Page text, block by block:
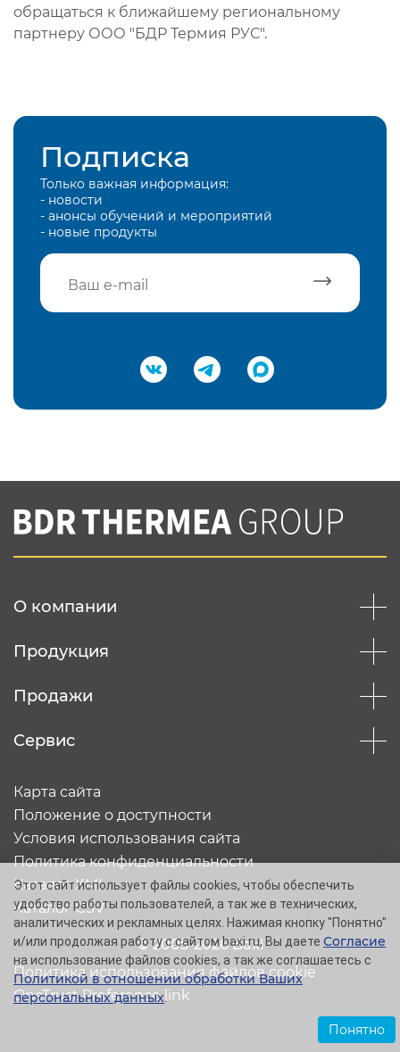
обращаться к ближайшему региональному
партнеру ООО "БДР Термия РУС".
Подписка
Только важная информация:
- новости
- анонсы обучений и мероприятий
- новые продукты
Подтвердить e-mail
Вы соглашаетесь с нашей политикой
конфеденциальности
О компании
Продукция
Продажи
Сервис
© 2005-2026 Baxi
Карта сайта
Положение о доступности
Условия использования сайта
Политика конфиденциальности
Каталог XML
Каталог CSV
Политика использования файлов cookie
OneTrust Preference link
Этот сайт использует файлы cookies, чтобы обеспечить
удобство работы пользователей, а так же в технических,
аналитических и рекламных целях. Нажимая кнопку "Понятно"
и/или продолжая работу с сайтом baxi.ru, Вы даете Согласие
на использование файлов cookies, а так же соглашаетесь с
Политикой в отношении обработки Ваших
персональных данных.
Понятно